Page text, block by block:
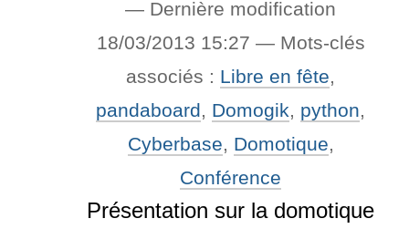
— Dernière modification
18/03/2013 15:27 — Mots-clés
associés : Libre en fête,
pandaboard, Domogik, python,
Cyberbase, Domotique,
Conférence
Présentation sur la domotique